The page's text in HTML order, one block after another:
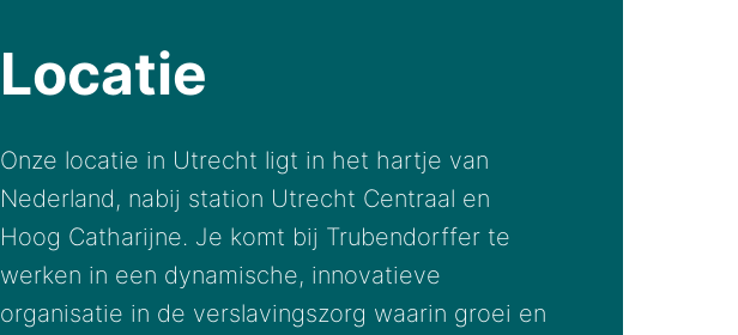
Locatie
Onze locatie in Utrecht ligt in het hartje van
Nederland, nabij station Utrecht Centraal en
Hoog Catharijne. Je komt bij Trubendorffer te
werken in een dynamische, innovatieve
organisatie in de verslavingszorg waarin groei en